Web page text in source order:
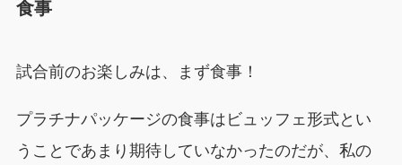
食事
試合前のお楽しみは、まず食事！
プラチナパッケージの食事はビュッフェ形式とい
うことであまり期待していなかったのだが、私の